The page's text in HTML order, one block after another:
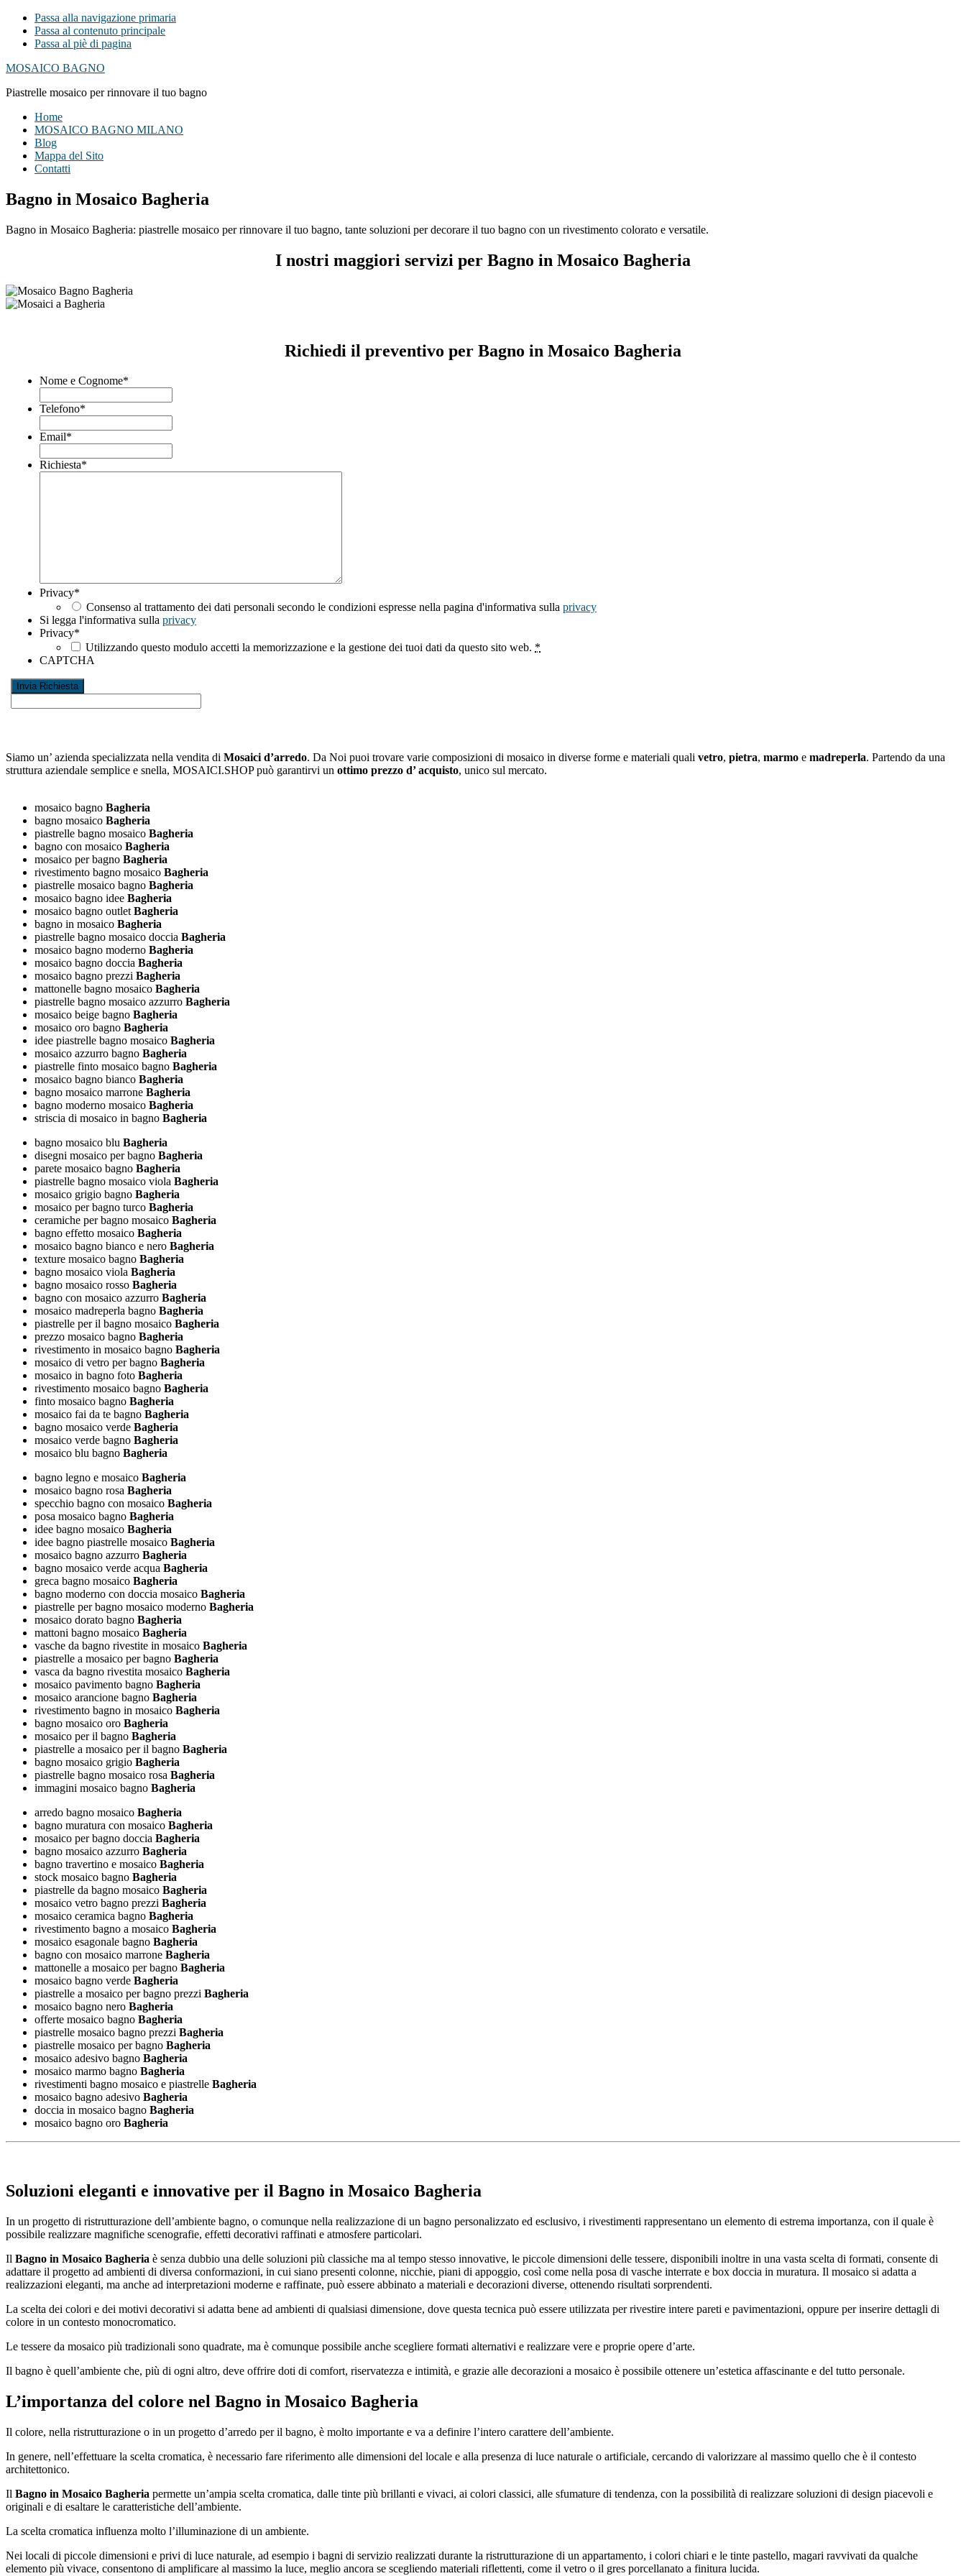
Passa alla navigazione primaria
Passa al contenuto principale
Passa al piè di pagina
MOSAICO BAGNO
Piastrelle mosaico per rinnovare il tuo bagno
Home
MOSAICO BAGNO MILANO
Blog
Mappa del Sito
Contatti
Bagno in Mosaico Bagheria
Bagno in Mosaico Bagheria: piastrelle mosaico per rinnovare il tuo bagno, tante soluzioni per decorare il tuo bagno con un rivestimento colorato e versatile.
I nostri maggiori servizi per Bagno in Mosaico Bagheria
Richiedi il preventivo per Bagno in Mosaico Bagheria
Nome e Cognome*
Telefono*
Email*
Richiesta*
Privacy*
Consenso al trattamento dei dati personali secondo le condizioni espresse nella pagina d'informativa sulla privacy
Si legga l'informativa sulla privacy
Privacy*
Utilizzando questo modulo accetti la memorizzazione e la gestione dei tuoi dati da questo sito web. *
CAPTCHA
Siamo un’ azienda specializzata nella vendita di Mosaici d’arredo. Da Noi puoi trovare varie composizioni di mosaico in diverse forme e materiali quali vetro, pietra, marmo e madreperla. Partendo da una
struttura aziendale semplice e snella, MOSAICI.SHOP può garantirvi un ottimo prezzo d’ acquisto, unico sul mercato.
mosaico bagno Bagheria
bagno mosaico Bagheria
piastrelle bagno mosaico Bagheria
bagno con mosaico Bagheria
mosaico per bagno Bagheria
rivestimento bagno mosaico Bagheria
piastrelle mosaico bagno Bagheria
mosaico bagno idee Bagheria
mosaico bagno outletBagheria
bagno in mosaico Bagheria
piastrelle bagno mosaico doccia Bagheria
mosaico bagno moderno Bagheria
mosaico bagno doccia Bagheria
mosaico bagno prezzi Bagheria
mattonelle bagno mosaico Bagheria
piastrelle bagno mosaico azzurro Bagheria
mosaico beige bagno Bagheria
mosaico oro bagno Bagheria
idee piastrelle bagno mosaico Bagheria
mosaico azzurro bagno Bagheria
piastrelle finto mosaico bagno Bagheria
mosaico bagno bianco Bagheria
bagno mosaico marrone Bagheria
bagno moderno mosaico Bagheria
striscia di mosaico in bagno Bagheria
bagno mosaico blu Bagheria
disegni mosaico per bagno Bagheria
parete mosaico bagno Bagheria
piastrelle bagno mosaico viola Bagheria
mosaico grigio bagno Bagheria
mosaico per bagno turco Bagheria
ceramiche per bagno mosaico Bagheria
bagno effetto mosaico Bagheria
mosaico bagno bianco e nero Bagheria
texture mosaico bagno Bagheria
bagno mosaico viola Bagheria
bagno mosaico rosso Bagheria
bagno con mosaico azzurro Bagheria
mosaico madreperla bagno Bagheria
piastrelle per il bagno mosaico Bagheria
prezzo mosaico bagno Bagheria
rivestimento in mosaico bagno Bagheria
mosaico di vetro per bagno Bagheria
mosaico in bagno foto Bagheria
rivestimento mosaico bagno Bagheria
finto mosaico bagno Bagheria
mosaico fai da te bagno Bagheria
bagno mosaico verde Bagheria
mosaico verde bagno Bagheria
mosaico blu bagno Bagheria
bagno legno e mosaico Bagheria
mosaico bagno rosa Bagheria
specchio bagno con mosaico Bagheria
posa mosaico bagno Bagheria
idee bagno mosaico Bagheria
idee bagno piastrelle mosaico Bagheria
mosaico bagno azzurro Bagheria
bagno mosaico verde acqua Bagheria
greca bagno mosaico Bagheria
bagno moderno con doccia mosaico Bagheria
piastrelle per bagno mosaico moderno Bagheria
mosaico dorato bagno Bagheria
mattoni bagno mosaico Bagheria
vasche da bagno rivestite in mosaico Bagheria
piastrelle a mosaico per bagno Bagheria
vasca da bagno rivestita mosaico Bagheria
mosaico pavimento bagno Bagheria
mosaico arancione bagno Bagheria
rivestimento bagno in mosaico Bagheria
bagno mosaico oro Bagheria
mosaico per il bagno Bagheria
piastrelle a mosaico per il bagno Bagheria
bagno mosaico grigio Bagheria
piastrelle bagno mosaico rosa Bagheria
immagini mosaico bagno Bagheria
arredo bagno mosaico Bagheria
bagno muratura con mosaico Bagheria
mosaico per bagno doccia Bagheria
bagno mosaico azzurro Bagheria
bagno travertino e mosaico Bagheria
stock mosaico bagno Bagheria
piastrelle da bagno mosaico Bagheria
mosaico vetro bagno prezzi Bagheria
mosaico ceramica bagno Bagheria
rivestimento bagno a mosaico Bagheria
mosaico esagonale bagno Bagheria
bagno con mosaico marrone Bagheria
mattonelle a mosaico per bagno Bagheria
mosaico bagno verde Bagheria
piastrelle a mosaico per bagno prezzi Bagheria
mosaico bagno nero Bagheria
offerte mosaico bagno Bagheria
piastrelle mosaico bagno prezzi Bagheria
piastrelle mosaico per bagno Bagheria
mosaico adesivo bagno Bagheria
mosaico marmo bagno Bagheria
rivestimenti bagno mosaico e piastrelle Bagheria
mosaico bagno adesivo Bagheria
doccia in mosaico bagno Bagheria
mosaico bagno oro Bagheria
Soluzioni eleganti e innovative per il Bagno in Mosaico Bagheria
In un progetto di ristrutturazione dell’ambiente bagno, o comunque nella realizzazione di un bagno personalizzato ed esclusivo, i rivestimenti rappresentano un elemento di estrema importanza, con il quale è
possibile realizzare magnifiche scenografie, effetti decorativi raffinati e atmosfere particolari.
Il Bagno in Mosaico Bagheria è senza dubbio una delle soluzioni più classiche ma al tempo stesso innovative, le piccole dimensioni delle tessere, disponibili inoltre in una vasta scelta di formati, consente di
adattare il progetto ad ambienti di diversa conformazioni, in cui siano presenti colonne, nicchie, piani di appoggio, così come nella posa di vasche interrate e box doccia in muratura. Il mosaico si adatta a
realizzazioni eleganti, ma anche ad interpretazioni moderne e raffinate, può essere abbinato a materiali e decorazioni diverse, ottenendo risultati sorprendenti.
La scelta dei colori e dei motivi decorativi si adatta bene ad ambienti di qualsiasi dimensione, dove questa tecnica può essere utilizzata per rivestire intere pareti e pavimentazioni, oppure per inserire dettagli di
colore in un contesto monocromatico.
Le tessere da mosaico più tradizionali sono quadrate, ma è comunque possibile anche scegliere formati alternativi e realizzare vere e proprie opere d’arte.
Il bagno è quell’ambiente che, più di ogni altro, deve offrire doti di comfort, riservatezza e intimità, e grazie alle decorazioni a mosaico è possibile ottenere un’estetica affascinante e del tutto personale.
L’importanza del colore nel Bagno in Mosaico Bagheria
Il colore, nella ristrutturazione o in un progetto d’arredo per il bagno, è molto importante e va a definire l’intero carattere dell’ambiente.
In genere, nell’effettuare la scelta cromatica, è necessario fare riferimento alle dimensioni del locale e alla presenza di luce naturale o artificiale, cercando di valorizzare al massimo quello che è il contesto
architettonico.
Il Bagno in Mosaico Bagheria permette un’ampia scelta cromatica, dalle tinte più brillanti e vivaci, ai colori classici, alle sfumature di tendenza, con la possibilità di realizzare soluzioni di design piacevoli e
originali e di esaltare le caratteristiche dell’ambiente.
La scelta cromatica influenza molto l’illuminazione di un ambiente.
Nei locali di piccole dimensioni e privi di luce naturale, ad esempio i bagni di servizio realizzati durante la ristrutturazione di un appartamento, i colori chiari e le tinte pastello, magari ravvivati da qualche
elemento più vivace, consentono di amplificare al massimo la luce, meglio ancora se scegliendo materiali riflettenti, come il vetro o il gres porcellanato a finitura lucida.